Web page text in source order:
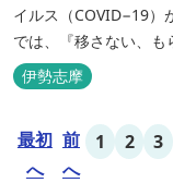
イルス（COVID−19）
では、『移さない、も
ッフの感染リスクを最
ョンを見直し、徹底
【密閉...
伊勢志摩
最初
へ
前
へ
1 2 3